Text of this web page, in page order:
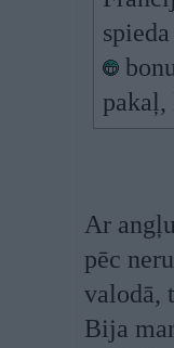
Ar
pēc
valodā,
Bija